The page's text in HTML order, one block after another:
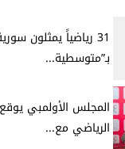
31 رياضياً يمثلون
بـ”متوسطية...
المجلس الأولمبي يوقع
الرياضي مع...